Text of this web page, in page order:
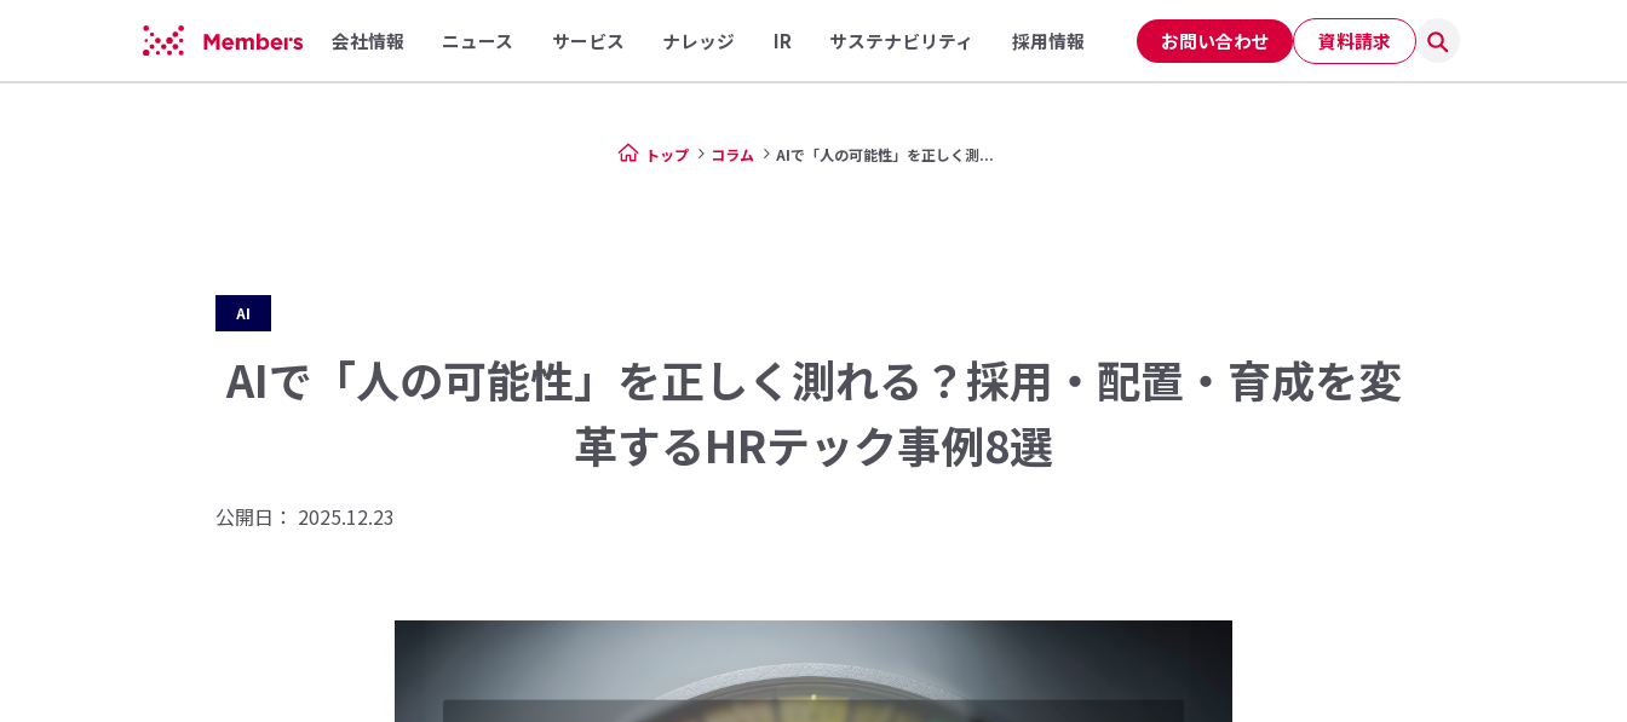
会社情報 ニュース サービス ナレッジ IR サステナビリティ 採用情報 お問い合わせ 資料請求
トップ コラム AIで「人の可能性」を正しく測...
AI
AIで「人の可能性」を正しく測れる？採用・配置・育成を変
革するHRテック事例8選
公開日： 2025.12.23